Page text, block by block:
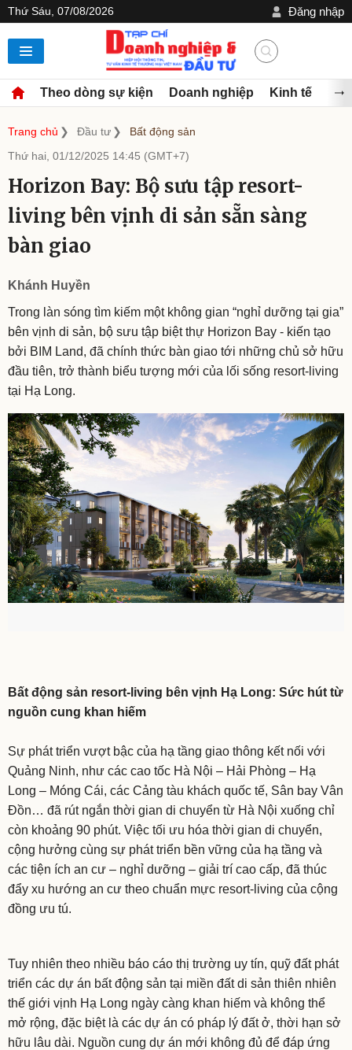
Thứ Sáu, 07/08/2026 Đăng nhập
Theo dòng sự kiện Doanh nghiệp Kinh tế
Trang chủ Đầu tư
Bất động sản
Thứ hai, 01/12/2025 14:45 (GMT+7)
Horizon Bay: Bộ sưu tập resort-
living bên vịnh di sản sẵn sàng
bàn giao
Khánh Huyền
Trong làn sóng tìm kiếm một không gian “nghỉ dưỡng tại gia”
bên vịnh di sản, bộ sưu tập biệt thự Horizon Bay - kiến tạo
bởi BIM Land, đã chính thức bàn giao tới những chủ sở hữu
đầu tiên, trở thành biểu tượng mới của lối sống resort-living
tại Hạ Long.
Bất động sản resort-living bên vịnh Hạ Long: Sức hút từ
nguồn cung khan hiếm
Sự phát triển vượt bậc của hạ tầng giao thông kết nối với
Quảng Ninh, như các cao tốc Hà Nội – Hải Phòng – Hạ
Long – Móng Cái, các Cảng tàu khách quốc tế, Sân bay Vân
Đồn… đã rút ngắn thời gian di chuyển từ Hà Nội xuống chỉ
còn khoảng 90 phút. Việc tối ưu hóa thời gian di chuyển,
cộng hưởng cùng sự phát triển bền vững của hạ tầng và
các tiện ích an cư – nghỉ dưỡng – giải trí cao cấp, đã thúc
đẩy xu hướng an cư theo chuẩn mực resort-living của cộng
đồng ưu tú.
Tuy nhiên theo nhiều báo cáo thị trường uy tín, quỹ đất phát
triển các dự án bất động sản tại miền đất di sản thiên nhiên
thế giới vịnh Hạ Long ngày càng khan hiếm và không thể
mở rộng, đặc biệt là các dự án có pháp lý đất ở, thời hạn sở
hữu lâu dài. Nguồn cung dự án mới không đủ để đáp ứng